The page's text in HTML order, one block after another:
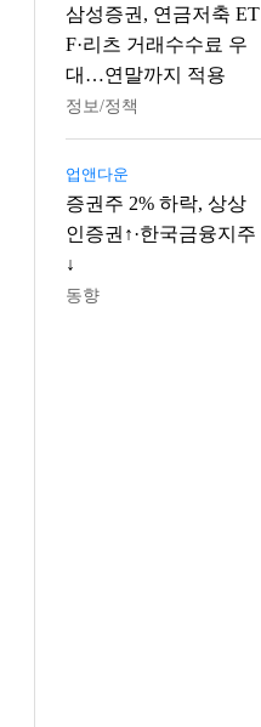
삼성증권, 연금저축 ET
F·리츠 거래수수료 우
대…연말까지 적용
정보/정책
업앤다운
증권주 2% 하락, 상상
인증권↑·한국금융지주
↓
동향